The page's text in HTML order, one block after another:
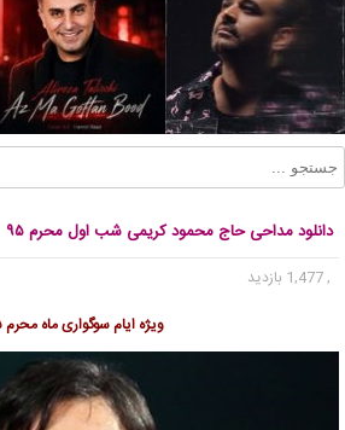
دانلود مداحی حاج محمود کریمی شب اول محرم ۹۵
, 1,477 بازدید
ویژه ایام سوگواری ماه محرم ۹۵